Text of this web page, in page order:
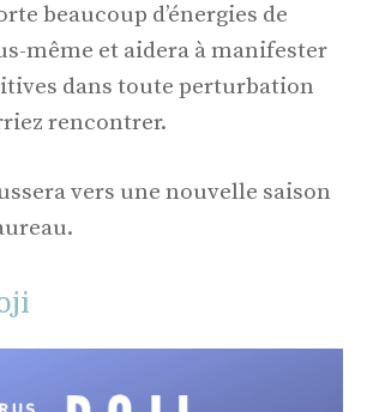
beaucoup d’énergies de
même et aidera à manifester
dans toute perturbation
rencontrer.
vers une nouvelle saison